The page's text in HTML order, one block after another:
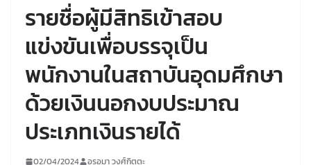
รายชื่อผู้มีสิทธิเข้าสอบ
แข่งขันเพื่อบรรจุเป็น
พนักงานในสถาบันอุดมศึกษา
ด้วยเงินนอกงบประมาณ
ประเภทเงินรายได้
02/04/2024 อรอุมา วงศ์กิตตะ